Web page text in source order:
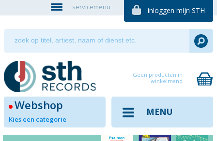
servicemenu inloggen mijn STH
Geen producten in
winkelmand
Webshop
Kies een categorie
MENU